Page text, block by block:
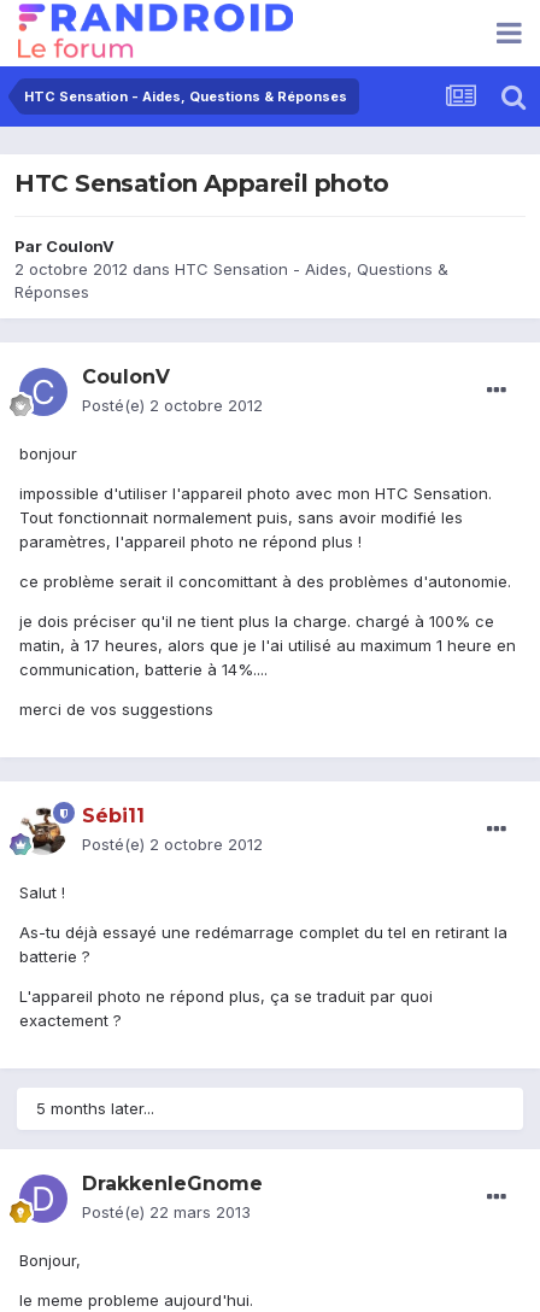
HTC Sensation - Aides, Questions & Réponses
HTC Sensation Appareil photo
Par CoulonV
2 octobre 2012 dans HTC Sensation - Aides, Questions &
Réponses
CoulonV
Posté(e) 2 octobre 2012
bonjour
impossible d'utiliser l'appareil photo avec mon HTC Sensation.
Tout fonctionnait normalement puis, sans avoir modifié les
paramètres, l'appareil photo ne répond plus !
ce problème serait il concomittant à des problèmes d'autonomie.
je dois préciser qu'il ne tient plus la charge. chargé à 100% ce
matin, à 17 heures, alors que je l'ai utilisé au maximum 1 heure en
communication, batterie à 14%....
merci de vos suggestions
Sébi11
Posté(e) 2 octobre 2012
Salut !
As-tu déjà essayé une redémarrage complet du tel en retirant la
batterie ?
L'appareil photo ne répond plus, ça se traduit par quoi
exactement ?
5 months later...
DrakkenleGnome
Posté(e) 22 mars 2013
Bonjour,
le meme probleme aujourd'hui.